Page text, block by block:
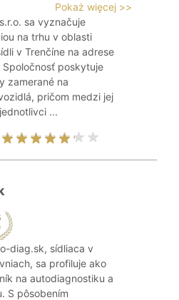
Pokaż więcej >>
sa vyznačuje
na trhu v oblasti
v Trenčíne na adrese
poskytuje
zamerané na
pričom medzi jej
...
diag.sk, sídliaca v
sa profiluje ako
na autodiagnostiku a
S pôsobením